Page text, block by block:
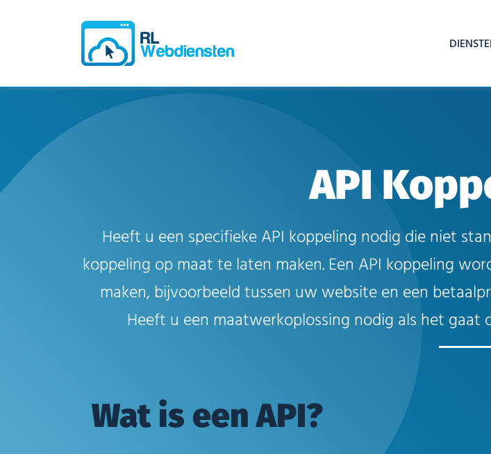
API
Heeft u een specifieke API koppeling nodig die niet
koppeling op maat te laten maken. Een API koppeling
maken, bijvoorbeeld tussen uw website en een
Heeft u een maatwerkoplossing nodig als het gaat
Wat is een API?